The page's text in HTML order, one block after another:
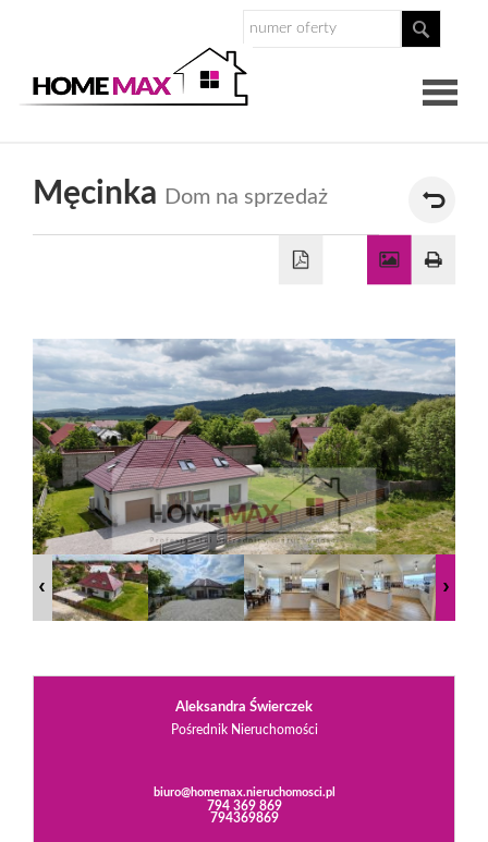
Dlaczego
Praca
w
Męcinka Dom na sprzedaż
Aleksandra Świerczek
Pośrednik Nieruchomości
biuro@homemax.nieruchomosci.pl
794 369 869
794369869